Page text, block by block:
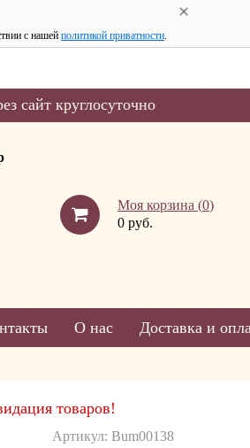
с нашей политикой приватности.
сайт круглосуточно
Моя корзина (0)
0 руб.
О нас Доставка и
товаров!
Артикул: Bum00138